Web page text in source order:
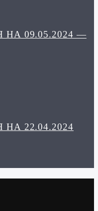
09.05.2024 —
22.04.2024